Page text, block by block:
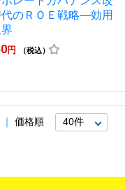
のＲＯＥ戦略―効用
円 （税込）
価格順